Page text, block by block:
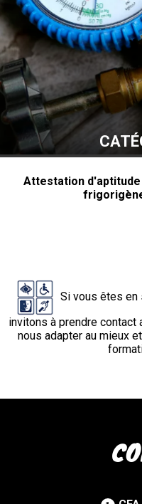
Attestation d'aptitude
Si vous êtes en
invitons à prendre contact
nous adapter au mieux